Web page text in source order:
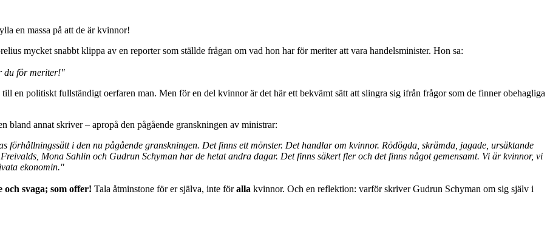
en massa på att de är kvinnor!
mycket snabbt klippa av en reporter som ställde frågan om vad hon har för meriter att vara handelsminister. Hon sa:
du för meriter!"
en politiskt fullständigt oerfaren man. Men för en del kvinnor är det här ett bekvämt sätt att slingra sig ifrån frågor som de finner obehagliga
bland annat skriver – apropå den pågående granskningen av ministrar:
i den nu pågående granskningen. Det finns ett mönster. Det handlar om kvinnor. Rödögda, skrämda, jagade, ursäktande
Mona Sahlin och Gudrun Schyman har de hetat andra dagar. Det finns säkert fler och det finns något gemensamt. Vi är kvinnor, vi
ekonomin."
svaga; som offer! Tala åtminstone för er själva, inte föralla kvinnor. Och en reflektion: varför skriver Gudrun Schyman om sig själv i